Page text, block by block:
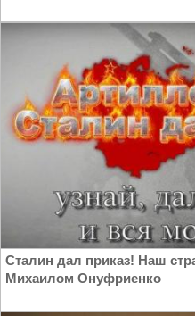
Сталин дал приказ! Наш
Михаилом Онуфриенко